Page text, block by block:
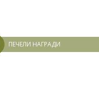
ПЕЧЕЛИ НАГРАДИ